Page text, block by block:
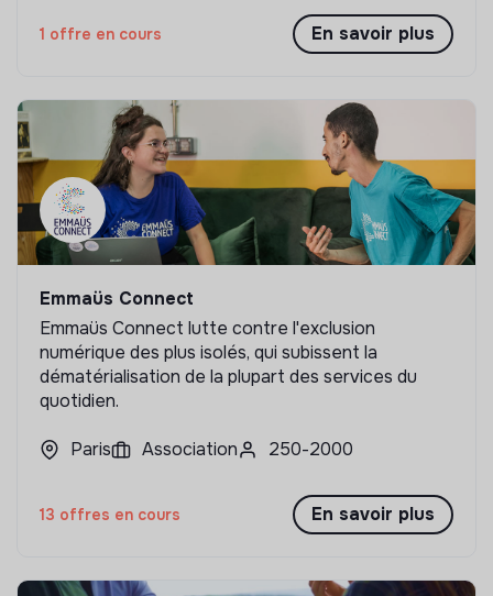
1 offre en cours En savoir plus
Emmaüs Connect
Emmaüs Connect lutte contre l'exclusion
numérique des plus isolés, qui subissent la
dématérialisation de la plupart des services du
quotidien.
Paris Association 250-2000
13 offres en cours En savoir plus